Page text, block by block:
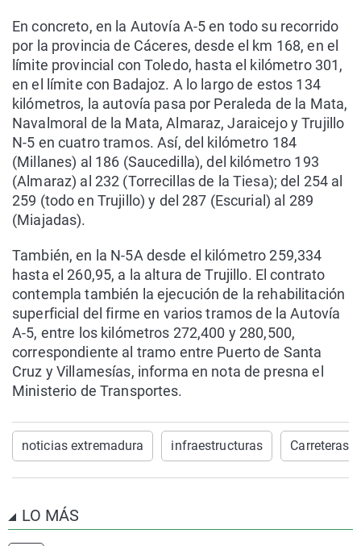
En concreto, en la Autovía A-5 en todo su recorrido
por la provincia de Cáceres, desde el km 168, en el
límite provincial con Toledo, hasta el kilómetro 301,
en el límite con Badajoz. A lo largo de estos 134
kilómetros, la autovía pasa por Peraleda de la Mata,
Navalmoral de la Mata, Almaraz, Jaraicejo y Trujillo
N-5 en cuatro tramos. Así, del kilómetro 184
(Millanes) al 186 (Saucedilla), del kilómetro 193
(Almaraz) al 232 (Torrecillas de la Tiesa); del 254 al
259 (todo en Trujillo) y del 287 (Escurial) al 289
(Miajadas).
También, en la N-5A desde el kilómetro 259,334
hasta el 260,95, a la altura de Trujillo. El contrato
contempla también la ejecución de la rehabilitación
superficial del firme en varios tramos de la Autovía
A-5, entre los kilómetros 272,400 y 280,500,
correspondiente al tramo entre Puerto de Santa
Cruz y Villamesías, informa en nota de presna el
Ministerio de Transportes.
noticias extremadura infraestructuras Carreteras
LO MÁS